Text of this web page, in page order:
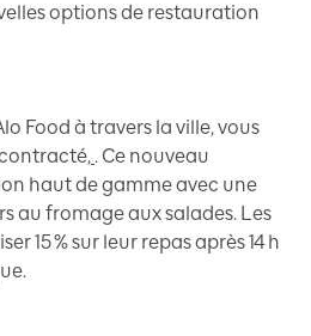
options de restauration
Food à travers la ville, vous
. Ce nouveau
haut de gamme avec une
au fromage aux salades. Les
15 % sur leur repas après 14 h